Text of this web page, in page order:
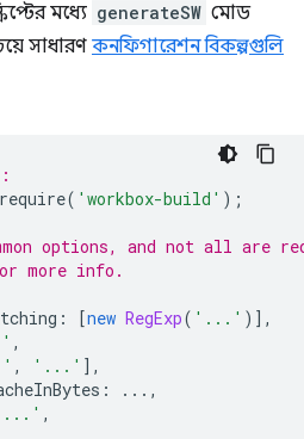
মধ্যে generateSW মোড
সাধারণ কনফিগারেশন বিকল্পগুলি
require( 'workbox-build' );
options, and not all are
more info.
: [new RegExp( '...' )],
,
, '...' ],
:
...,
,